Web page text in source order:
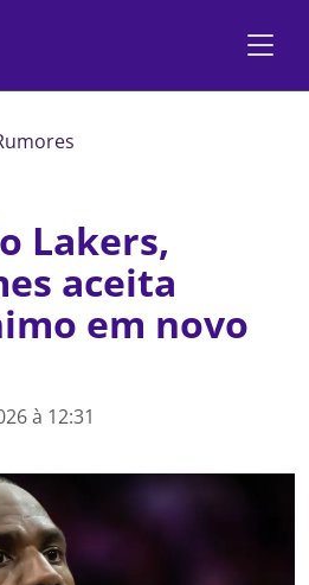
Lakers,
aceita
em novo
à 12:31